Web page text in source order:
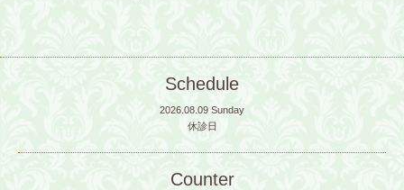
Schedule
2026.08.09 Sunday
休診日
Counter